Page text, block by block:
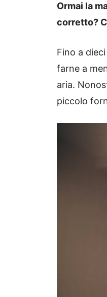
Ormai la
corretto?
Fino a
farne a
aria.
piccolo